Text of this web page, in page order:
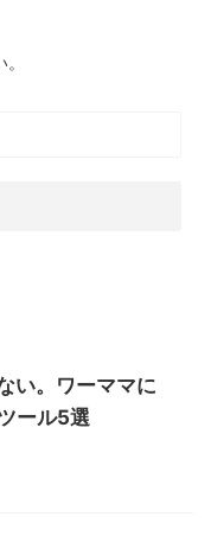
い。ワーママに
ール5選